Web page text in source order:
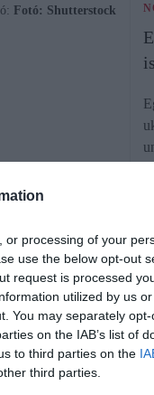
or processing of your
use the below opt-out
request is processed
utilized by us
You may separately
on the IAB’s list of
to third parties on the
third parties.
Fotó: Shutterstock
az
növény